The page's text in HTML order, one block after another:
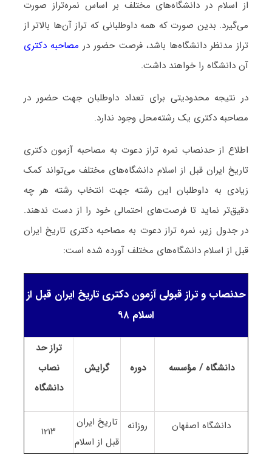
از اسلام در دانشگاه‌های مختلف بر اساس نمره‌تراز صورت
می‌گیرد. بدین صورت که همه داوطلبانی که تراز آن‌ها بالاتر از
تراز مدنظر دانشگاه‌ها باشد، فرصت حضور در مصاحبه دکتری
آن دانشگاه را خواهند داشت.
در نتیجه محدودیتی برای تعداد داوطلبان جهت حضور در
مصاحبه دکتری یک رشته‌محل وجود ندارد.
اطلاع از حدنصاب نمره تراز دعوت به مصاحبه آزمون دکتری
تاریخ ایران قبل از اسلام دانشگاه‌های مختلف می‌تواند کمک
زیادی به داوطلبان این رشته جهت انتخاب رشته هر چه
دقیق‌تر نماید تا فرصت‌های احتمالی خود را از دست ندهند.
در جدول زیر، نمره تراز دعوت به مصاحبه دکتری تاریخ ایران
قبل از اسلام دانشگاه‌های مختلف آورده شده است:
حدنصاب و تراز قبولی آزمون دکتری تاریخ ایران قبل از
اسلام ۹۸
دانشگاه / مؤسسه دوره گرایش
تراز حد
نصاب
دانشگاه
دانشگاه اصفهان روزانه
تاریخ ایران
قبل از اسلام
۱۲۱۳